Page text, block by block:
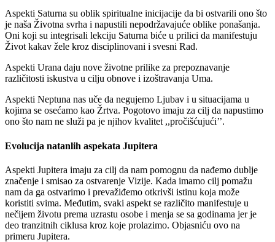
Aspekti Saturna su oblik spiritualne inicijacije da bi ostvarili ono što
je naša Životna svrha i napustili nepodržavajuće oblike ponašanja.
Oni koji su integrisali lekciju Saturna biće u prilici da manifestuju
Život kakav žele kroz disciplinovani i svesni Rad.
Aspekti Urana daju nove životne prilike za prepoznavanje
različitosti iskustva u cilju obnove i izoštravanja Uma.
Aspekti Neptuna nas uče da negujemo Ljubav i u situacijama u
kojima se osećamo kao Žrtva. Pogotovo imaju za cilj da napustimo
ono što nam ne služi pa je njihov kvalitet ,,pročišćujući’’.
Evolucija natanlih aspekata Jupitera
Aspekti Jupitera imaju za cilj da nam pomognu da nađemo dublje
značenje i smisao za ostvarenje Vizije. Kada imamo cilj pomažu
nam da ga ostvarimo i prevažiđemo otkrivši istinu koja može
koristiti svima. Međutim, svaki aspekt se različito manifestuje u
nečijem životu prema uzrastu osobe i menja se sa godinama jer je
deo tranzitnih ciklusa kroz koje prolazimo. Objasniću ovo na
primeru Jupitera.